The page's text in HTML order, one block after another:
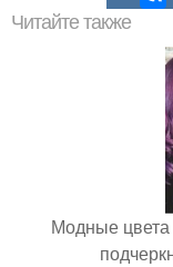
Читайте также
Модные цвета